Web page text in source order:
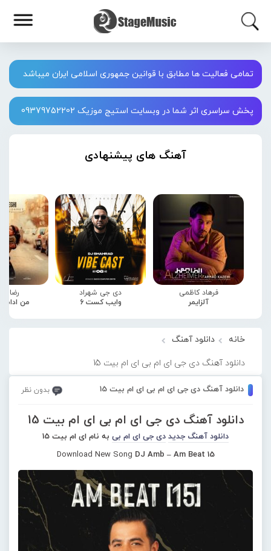
تمامی فعالیت ها مطابق با قوانین جمهوری اسلامی ایران میباشد
پخش سراسری اثر شما در وبسایت استیج موزیک 09379752202
آهنگ های پیشنهادی
فرهاد کاظمی
آلزایمر
دی جی شهراد
وایب کست 6
رضا
من
خانه دانلود آهنگ
دانلود آهنگ دی جی ای ام بی ای ام بیت 15
دانلود آهنگ دی جی ای ام بی ای ام بیت 15 بدون نظر
دانلود آهنگ دی جی ای ام بی ای ام بیت 15
دانلود آهنگ جدید دی جی ای ام بی به نام ای ام بیت 15
Download New Song DJ Amb – Am Beat 15